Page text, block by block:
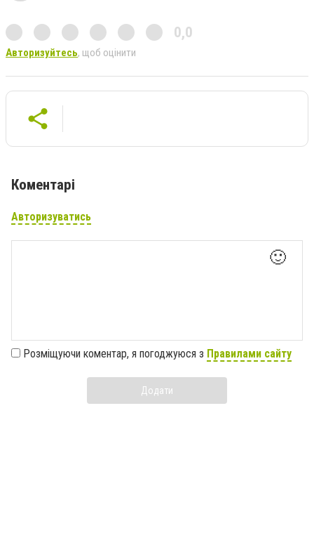
0,0
Авторизуйтесь, щоб оцінити
Коментарі
Авторизуватись
🙂
Розміщуючи коментар, я погоджуюся з Правилами сайту
Додати